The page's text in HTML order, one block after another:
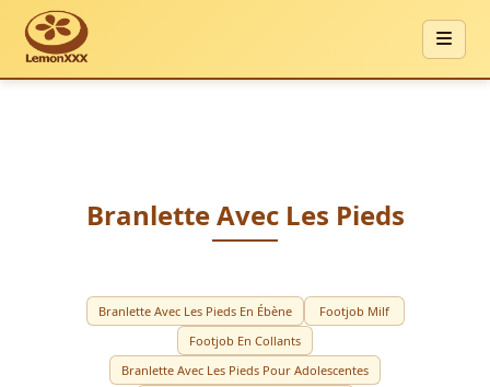
Branlette Avec Les Pieds
Branlette Avec Les Pieds En Ébène
Footjob Milf
Footjob En Collants
Branlette Avec Les Pieds Pour Adolescentes